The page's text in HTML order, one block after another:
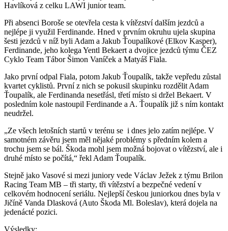
Havlíková z celku LAWI junior team.
Při absenci Boroše se otevřela cesta k vítězství dalším jezdců a
nejlépe ji využil Ferdinande. Hned v prvním okruhu ujela skupina
šesti jezdců v níž byli Adam a Jakub Ťoupalíkové (Elkov Kasper),
Ferdinande, jeho kolega Yentl Bekaert a dvojice jezdců týmu ČEZ
Cyklo Team Tábor Šimon Vaníček a Matyáš Fiala.
Jako první odpal Fiala, potom Jakub Ťoupalík, takže vepředu zůstal
kvartet cyklistů. První z nich se pokusil skupinku rozdělit Adam
Ťoupalík, ale Ferdinanda nesetřásl, třetí místo si držel Bekaert. V
posledním kole nastoupil Ferdinande a A. Ťoupalík již s ním kontakt
neudržel.
„Ze všech letošních startů v terénu se i dnes jelo zatím nejlépe. V
samotném závěru jsem měl nějaké problémy s předním kolem a
trochu jsem se bál. Škoda mohl jsem možná bojovat o vítězství, ale i
druhé místo se počítá,“ řekl Adam Ťoupalík.
Stejně jako Vasové si mezi juniory vede Václav Ježek z týmu Brilon
Racing Team MB – tři starty, tři vítězství a bezpečné vedení v
celkovém hodnocení seriálu. Nejlepší českou juniorkou dnes byla v
Jičíně Vanda Dlasková (Auto Škoda Ml. Boleslav), která dojela na
jedenácté pozici.